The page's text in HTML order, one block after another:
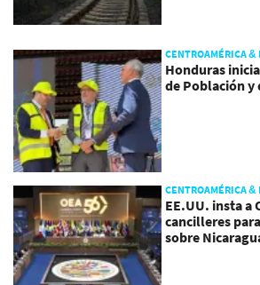
CENTROAMÉRICA &
Honduras
de Población y
CENTROAMÉRICA &
EE.UU. insta a
cancilleres
sobre